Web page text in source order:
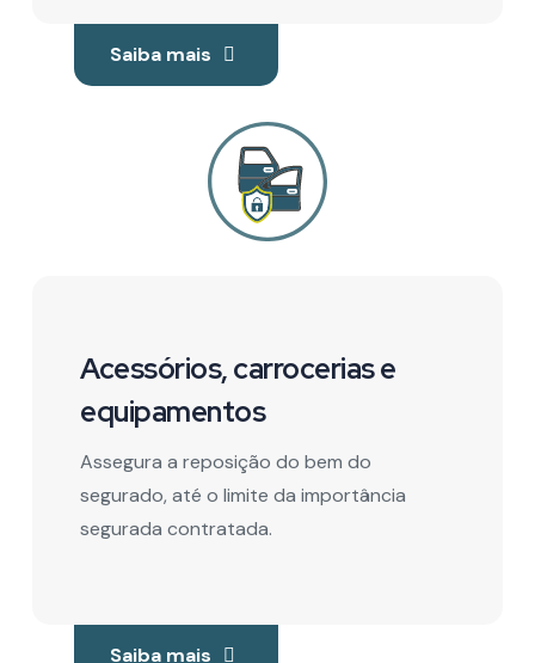
Saiba mais
Acessórios, carrocerias e
equipamentos
Assegura a reposição do bem do
segurado, até o limite da importância
segurada contratada.
Saiba mais